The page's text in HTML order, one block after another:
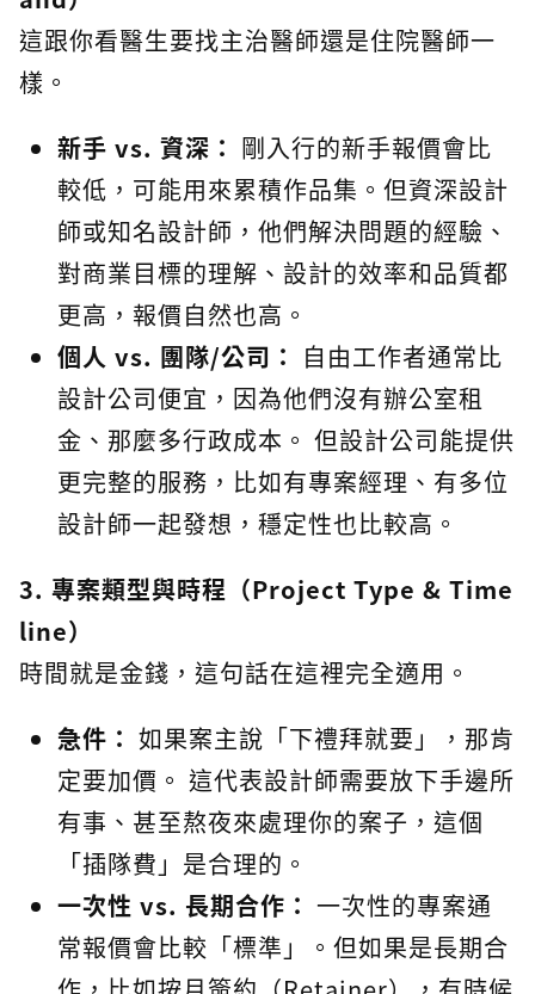
這跟你看醫生要找主治醫師還是住院醫師一
樣。
新手 vs. 資深： 剛入行的新手報價會比
較低，可能用來累積作品集。但資深設計
師或知名設計師，他們解決問題的經驗、
對商業目標的理解、設計的效率和品質都
更高，報價自然也高。
個人 vs. 團隊/公司： 自由工作者通常比
設計公司便宜，因為他們沒有辦公室租
金、那麼多行政成本。 但設計公司能提供
更完整的服務，比如有專案經理、有多位
設計師一起發想，穩定性也比較高。
3. 專案類型與時程（Project Type & Time
line）
時間就是金錢，這句話在這裡完全適用。
急件： 如果案主說「下禮拜就要」，那肯
定要加價。 這代表設計師需要放下手邊所
有事、甚至熬夜來處理你的案子，這個
「插隊費」是合理的。
一次性 vs. 長期合作： 一次性的專案通
常報價會比較「標準」。但如果是長期合